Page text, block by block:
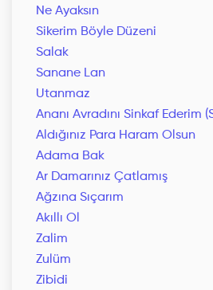
Ne Ayaksın
Sikerim Böyle Düzeni
Salak
Sanane Lan
Utanmaz
Ananı Avradını Sinkaf Ederim
Aldığınız Para Haram Olsun
Adama Bak
Ar Damarınız Çatlamış
Ağzına Sıçarım
Akıllı Ol
Zalim
Zulüm
Zibidi